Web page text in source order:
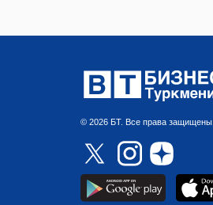
© 2026 БТ. Все права защищены.